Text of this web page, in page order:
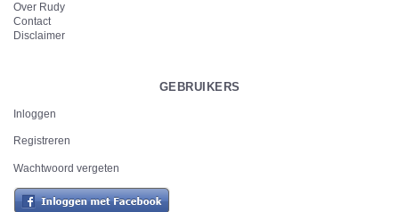
Over Rudy
Contact
Disclaimer
GEBRUIKERS
Inloggen
Registreren
Wachtwoord vergeten